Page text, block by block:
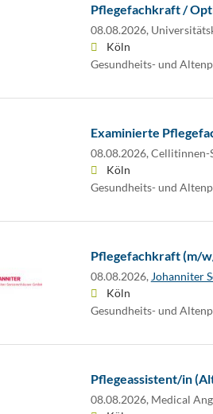
Pflegefachkraft /
08.08.2026,
Köln
Gesundheits- und
Examinierte
08.08.2026, Cellitinnen-
Köln
Gesundheits- und
Pflegefachkraft (m/
08.08.2026, Johanniter
Köln
Gesundheits- und
Pflegeassistent/in
08.08.2026, Medical